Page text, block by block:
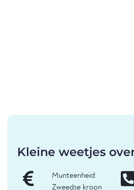
Kleine weetjes
Munteenheid:
Zweedse kroon